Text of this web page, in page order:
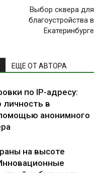
Выбор сквера для
благоустройства в
Екатеринбурге
ЕЩЕ ОТ АВТОРА
по IP-адресу:
личность в
анонимного
на высоте